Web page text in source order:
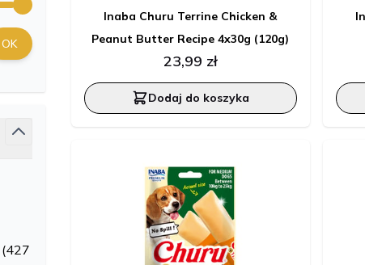
OK
available
available
available
(427
Inaba Churu Terrine Chicken &
Peanut Butter Recipe 4x30g (120g)
23,99 zł
Dodaj do koszyka